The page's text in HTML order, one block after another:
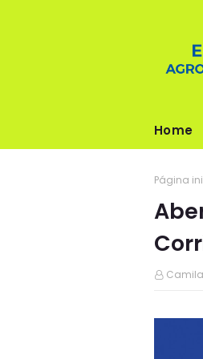
Home
Página